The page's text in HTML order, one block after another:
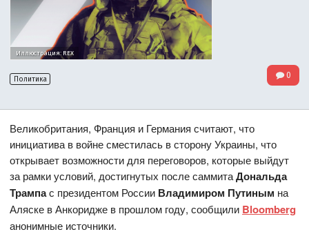
Иллюстрация: REX
Политика 0
Великобритания, Франция и Германия считают, что
инициатива в войне сместилась в сторону Украины, что
открывает возможности для переговоров, которые выйдут
за рамки условий, достигнутых после саммитаДональда
Трампас президентом России Владимиром Путиным на
Аляске в Анкоридже в прошлом году, сообщили Bloomberg
анонимные источники.